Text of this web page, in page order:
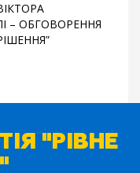
– ОБГОВОРЕННЯ
"РІВНЕ